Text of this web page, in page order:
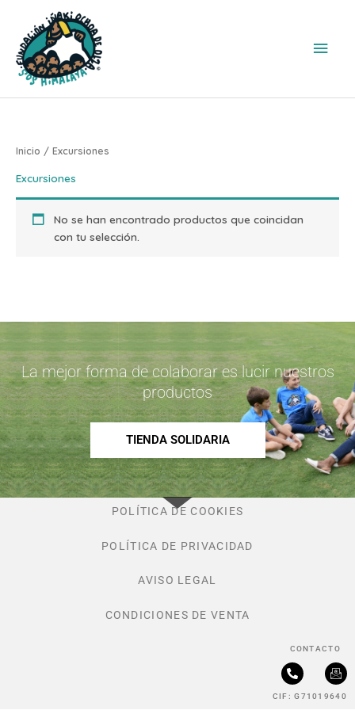
contenido
Inicio / Excursiones
Excursiones
No se han encontrado productos que coincidan
con tu selección.
La mejor forma de colaborar es lucir nuestros
productos
TIENDA SOLIDARIA
POLÍTICA DE COOKIES
POLÍTICA DE PRIVACIDAD
AVISO LEGAL
CONDICIONES DE VENTA
CONTACTO
P
h
o
I
c
o
CIF: G71019640